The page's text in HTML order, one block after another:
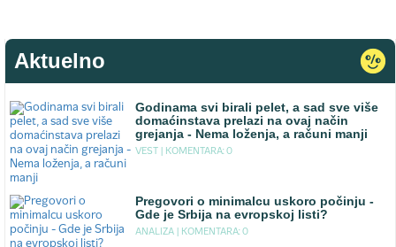
Aktuelno
Godinama svi birali pelet, a sad sve više
domaćinstava prelazi na ovaj način
grejanja - Nema loženja, a računi manji
VEST | KOMENTARA: 0
Pregovori o minimalcu uskoro počinju -
Gde je Srbija na evropskoj listi?
ANALIZA | KOMENTARA: 0